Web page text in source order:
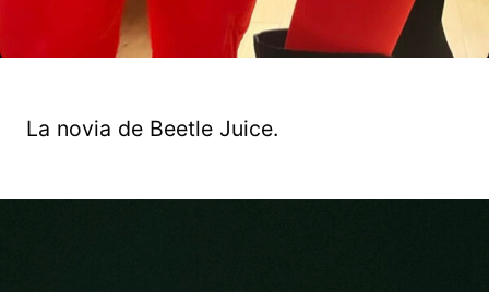
La novia de Beetle Juice.